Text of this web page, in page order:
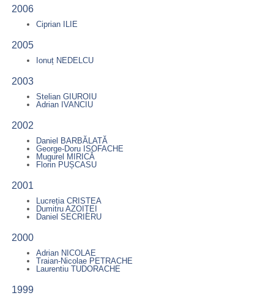
2006
Ciprian ILIE
2005
Ionuț NEDELCU
2003
Stelian GIUROIU
Adrian IVANCIU
2002
Daniel BARBĂLATĂ
George-Doru ISOFACHE
Mugurel MIRICĂ
Florin PUȘCASU
2001
Lucreția CRISTEA
Dumitru AZOIȚEI
Daniel SECRIERU
2000
Adrian NICOLAE
Traian-Nicolae PETRACHE
Laurentiu TUDORACHE
1999